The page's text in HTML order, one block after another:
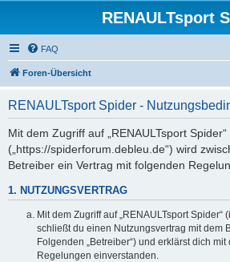
RENAULTsport
FAQ
Foren-Übersicht
RENAULTsport Spider -
Mit dem Zugriff auf „RENAULTsport Spider“
(„https://spiderforum.debleu.de“) wird
Betreiber ein Vertrag mit folgenden
1. NUTZUNGSVERTRAG
Mit dem Zugriff auf „RENAULTsport Spider“
schließt du einen Nutzungsvertrag mit dem
Folgenden „Betreiber“) und erklärst dich
Regelungen einverstanden.